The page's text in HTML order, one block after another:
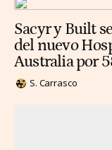
Sacyr y Built
del nuevo
Australia por
S. Carrasco